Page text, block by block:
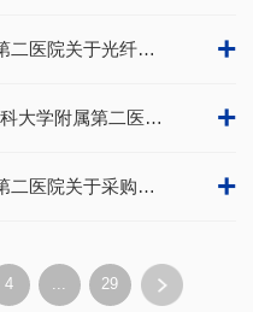
温州医科大学附属第二医院关于光纤租赁服务采购结果的公告 +
关于 2025年温州医科大学附属第二医院高敏心肌肌钙蛋白I测定试剂盒及配套仪器租赁招标采购的结果公告 +
温州医科大学附属第二医院关于采购小型垂直电泳系统的公告（二次） +
4 ... 29